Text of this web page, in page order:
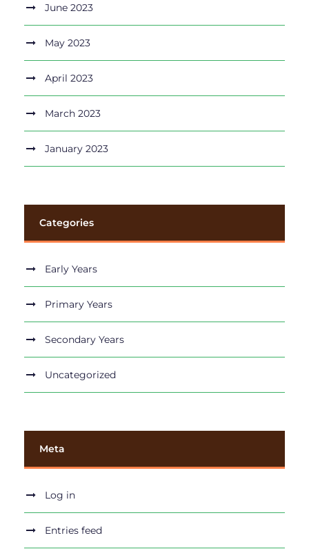
June 2023
May 2023
April 2023
March 2023
January 2023
Categories
Early Years
Primary Years
Secondary Years
Uncategorized
Meta
Log in
Entries feed